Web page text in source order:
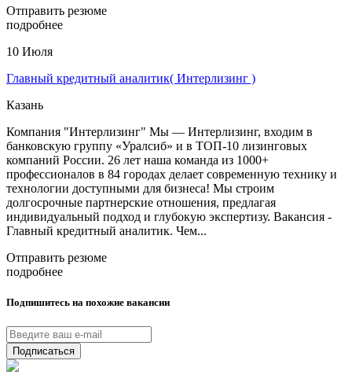
Отправить резюме
подробнее
10 Июля
Главный кредитный аналитик( Интерлизинг )
Казань
Компания "Интерлизинг" Мы — Интерлизинг, входим в
банковскую группу «Уралсиб» и в ТОП-10 лизинговых
компаний России. 26 лет наша команда из 1000+
профессионалов в 84 городах делает современную технику и
технологии доступными для бизнеса! Мы строим
долгосрочные партнерские отношения, предлагая
индивидуальный подход и глубокую экспертизу. Вакансия -
Главный кредитный аналитик. Чем...
Отправить резюме
подробнее
Подпишитесь на похожие вакансии
Подписаться